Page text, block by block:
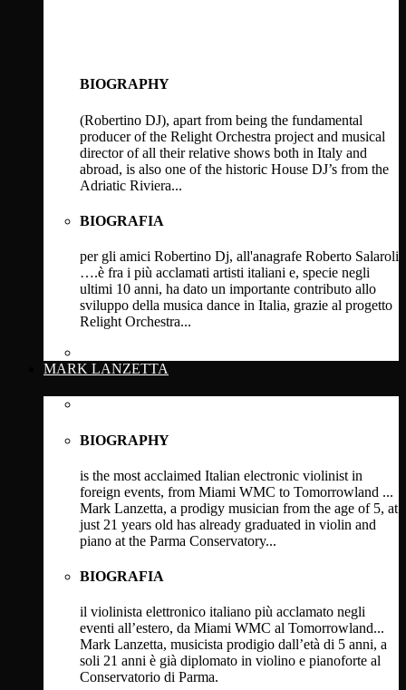
BIOGRAPHY
(Robertino DJ), apart from being the fundamental
producer of the Relight Orchestra project and musical
director of all their relative shows both in Italy and
abroad, is also one of the historic House DJ’s from the
Adriatic Riviera...
BIOGRAFIA
per gli amici Robertino Dj, all'anagrafe Roberto Salaroli
….è fra i più acclamati artisti italiani e, specie negli
ultimi 10 anni, ha dato un importante contributo allo
sviluppo della musica dance in Italia, grazie al progetto
Relight Orchestra...
MARK LANZETTA
BIOGRAPHY
is the most acclaimed Italian electronic violinist in
foreign events, from Miami WMC to Tomorrowland ...
Mark Lanzetta, a prodigy musician from the age of 5, at
just 21 years old has already graduated in violin and
piano at the Parma Conservatory...
BIOGRAFIA
il violinista elettronico italiano più acclamato negli
eventi all’estero, da Miami WMC al Tomorrowland...
Mark Lanzetta, musicista prodigio dall’età di 5 anni, a
soli 21 anni è già diplomato in violino e pianoforte al
Conservatorio di Parma.